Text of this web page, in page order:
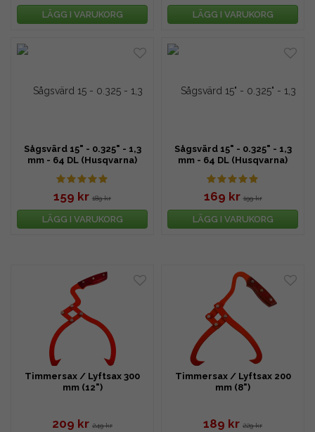
LÄGG I VARUKORG LÄGG I VARUKORG
Sågsvärd 15" - 0.325" - 1,3
mm - 64 DL (Husqvarna)
159 kr 189 kr
LÄGG I VARUKORG
Sågsvärd 15" - 0.325" - 1,3
mm - 64 DL (Husqvarna)
169 kr 199 kr
LÄGG I VARUKORG
Timmersax / Lyftsax 300
mm (12")
209 kr 249 kr
Timmersax / Lyftsax 200
mm (8")
189 kr 229 kr